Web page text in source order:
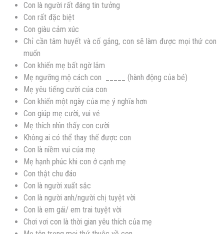
Con là người rất đáng tin tưởng
Con rất đặc biệt
Con giàu cảm xúc
Chỉ cần tâm huyết và cố gắng, con sẽ làm được mọi thứ con
muốn
Con khiến mẹ bất ngờ lắm
Mẹ ngưỡng mộ cách con _____ (hành động của bé)
Mẹ yêu tiếng cười của con
Con khiến một ngày của mẹ ý nghĩa hơn
Con giúp mẹ cười, vui vẻ
Mẹ thích nhìn thấy con cười
Không ai có thể thay thế được con
Con là niềm vui của mẹ
Mẹ hạnh phúc khi con ở cạnh mẹ
Con thật chu đáo
Con là người xuất sắc
Con là người anh/người chị tuyệt vời
Con là em gái/ em trai tuyệt vời
Chơi vơi con là thời gian yêu thích của mẹ